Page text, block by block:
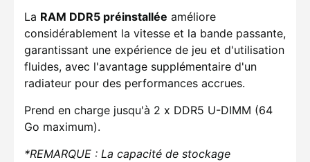
La RAM DDR5 préinstallée améliore
considérablement la vitesse et la bande passante,
garantissant une expérience de jeu et d'utilisation
fluides, avec l'avantage supplémentaire d'un
radiateur pour des performances accrues.
Prend en charge jusqu'à 2 x DDR5 U-DIMM (64
Go maximum).
*REMARQUE : La capacité de stockage